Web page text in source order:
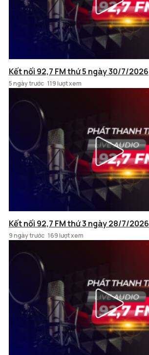
Kết nối 92,7 FM thứ 5 ngày 30/7/2026
5 ngày trước 119 lượt xem
Kết nối 92,7 FM thứ 3 ngày 28/7/2026
9 ngày trước 169 lượt xem